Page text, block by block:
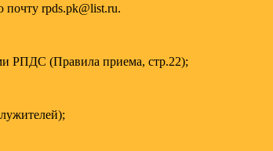
rpds.pk@list.ru.
РПДС (Правила приема, стр.22);